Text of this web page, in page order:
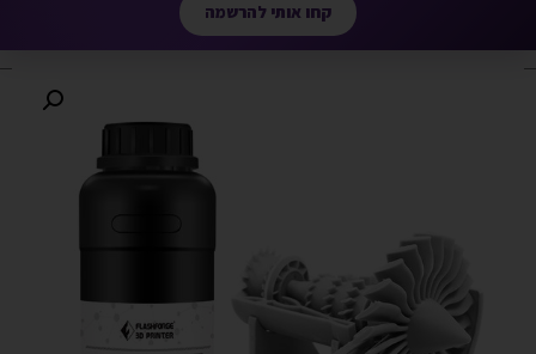
קחו אותי להרשמה